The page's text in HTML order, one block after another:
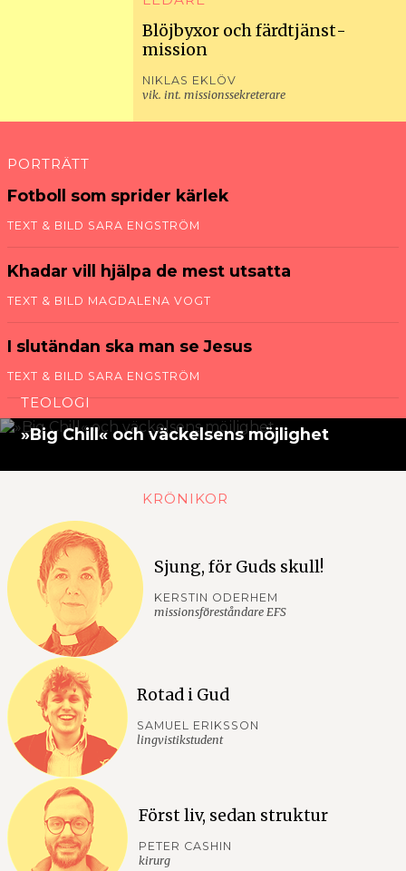
Blöjbyxor och färd­tjänst­
mission
NIKLAS EKLÖV
vik. int. missionssekreterare
PORTRÄTT
Fotboll som sprider kärlek
TEXT & BILD SARA ENGSTRÖM
Khadar vill hjälpa de mest utsatta
TEXT & BILD MAGDALENA VOGT
I slut­ändan ska man se Jesus
TEXT & BILD SARA ENGSTRÖM
TEOLOGI
»Big Chill« och väckelsens möjlighet
KRÖNIKOR
Sjung, för Guds skull!
KERSTIN ODERHEM
missionsföreståndare EFS
Rotad i Gud
SAMUEL ERIKSSON
lingvistikstudent
Först liv, sedan struktur
PETER CASHIN
kirurg